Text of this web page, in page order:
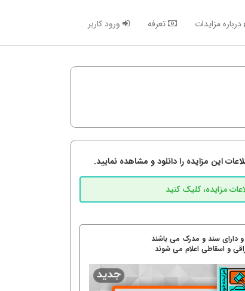
درباره مزایدات تعرفه ورود کاربر
این مزایده را دانلود و مشاهده نمایید.
و دارای سند و مدرک می باشند
و اسقاطی اعلام می شوند